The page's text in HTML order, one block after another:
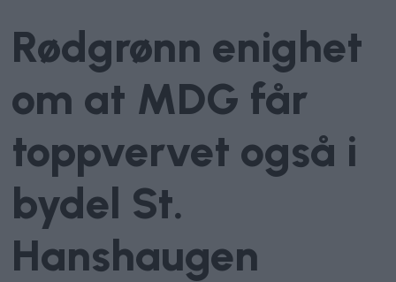
Rødgrønn enighet
om at MDG får
toppvervet også i
bydel St.
Hanshaugen